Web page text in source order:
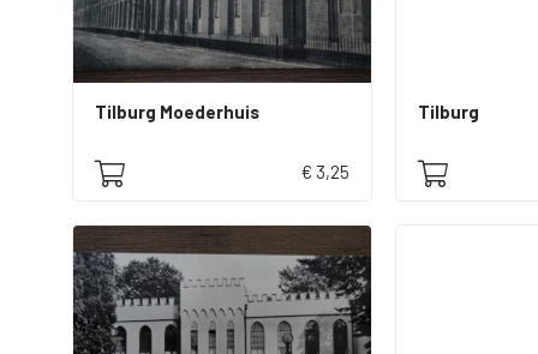
Tilburg Moederhuis
€ 3,25
Tilburg